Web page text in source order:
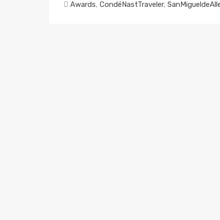
Awards, CondéNastTraveler,